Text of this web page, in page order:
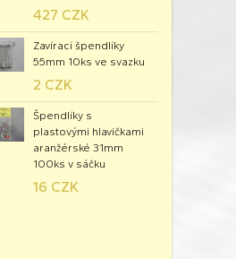
427 CZK
Zavírací špendlíky
55mm 10ks ve svazku
2 CZK
Špendlíky s
plastovými hlavičkami
aranžérské 31mm
100ks v sáčku
16 CZK